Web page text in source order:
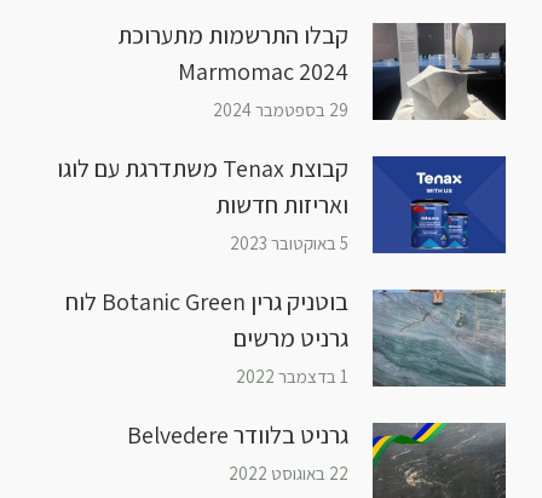
קבלו התרשמות מתערוכת
Marmomac 2024
29 בספטמבר 2024
קבוצת Tenax משתדרגת עם לוגו
ואריזות חדשות
5 באוקטובר 2023
בוטניק גרין Botanic Green לוח
גרניט מרשים
1 בדצמבר 2022
גרניט בלוודר Belvedere
22 באוגוסט 2022